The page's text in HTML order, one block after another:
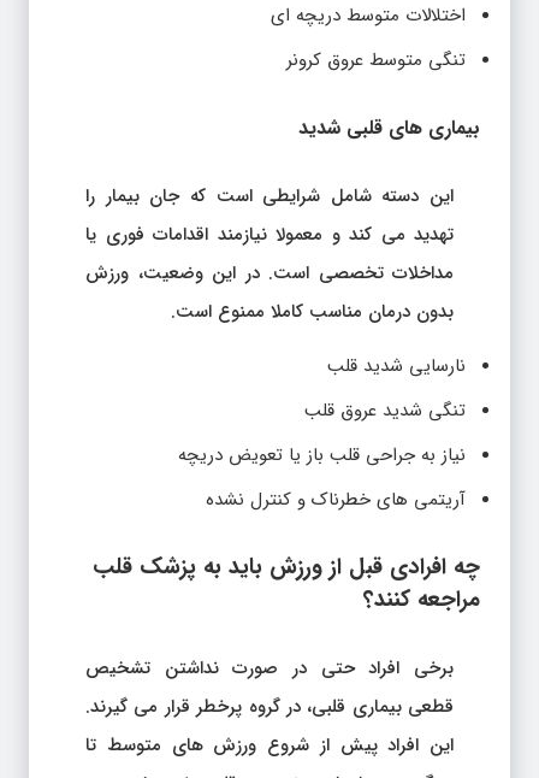
اختلالات متوسط دریچه ای
تنگی متوسط عروق کرونر
بیماری های قلبی شدید
این دسته شامل شرایطی است که جان بیمار را
تهدید می کند و معمولا نیازمند اقدامات فوری یا
مداخلات تخصصی است. در این وضعیت، ورزش
بدون درمان مناسب کاملا ممنوع است.
نارسایی شدید قلب
تنگی شدید عروق قلب
نیاز به جراحی قلب باز یا تعویض دریچه
آریتمی های خطرناک و کنترل نشده
چه افرادی قبل از ورزش باید به پزشک قلب
مراجعه کنند؟
برخی افراد حتی در صورت نداشتن تشخیص
قطعی بیماری قلبی، در گروه پرخطر قرار می گیرند.
این افراد پیش از شروع ورزش های متوسط تا